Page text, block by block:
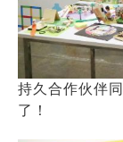
持久合作伙伴
了！